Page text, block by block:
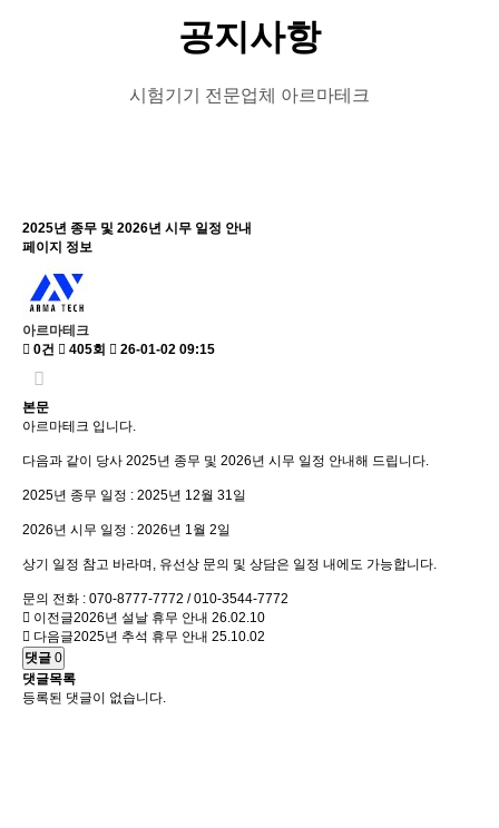
공지사항
시험기기 전문업체 아르마테크
2025년 종무 및 2026년 시무 일정 안내
페이지 정보
아르마테크
0건
405회 26-01-02 09:15
본문
아르마테크 입니다.
다음과 같이 당사 2025년 종무 및 2026년 시무 일정 안내해 드립니다.
2025년 종무 일정 : 2025년 12월 31일
2026년 시무 일정 : 2026년 1월 2일
상기 일정 참고 바라며, 유선상 문의 및 상담은 일정 내에도 가능합니다.
문의 전화 : 070-8777-7772 / 010-3544-7772
이전글2026년 설날 휴무 안내 26.02.10
다음글2025년 추석 휴무 안내 25.10.02
댓글 0
댓글목록
등록된 댓글이 없습니다.